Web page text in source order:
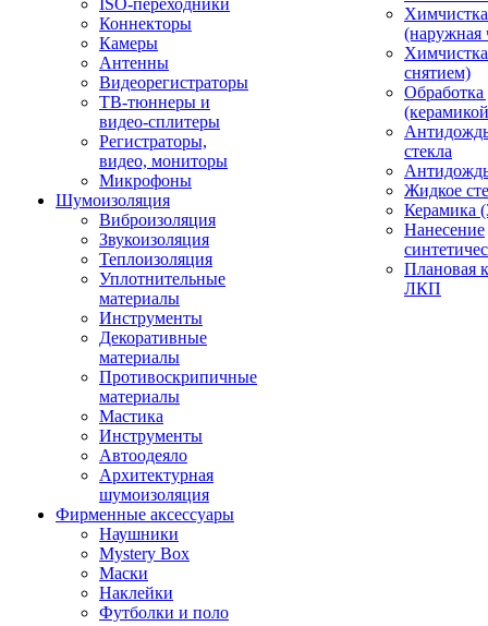
ISO-переходники
Коннекторы
Камеры
Антенны
Видеорегистраторы
ТВ-тюннеры и
видео-сплитеры
Регистраторы,
видео, мониторы
Микрофоны
Шумоизоляция
Виброизоляция
Звукоизоляция
Теплоизоляция
Уплотнительные
материалы
Инструменты
Декоративные
материалы
Противоскрипичные
материалы
Мастика
Инструменты
Автоодеяло
Архитектурная
шумоизоляция
Фирменные аксессуары
Наушники
Mystery Box
Маски
Наклейки
Футболки и поло
(наружная
снятием)
Обработка
стекла
Жидкое
Керамика
Нанесение
Плановая
ЛКП